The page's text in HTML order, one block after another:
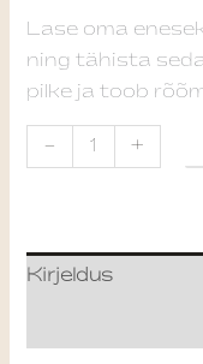
Lase oma
ning tähista
pilke ja toob
- +
Kirjeldus